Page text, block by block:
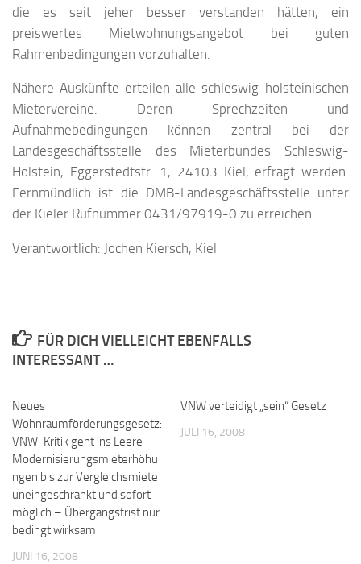
die es seit jeher besser verstanden hätten, ein
preiswertes Mietwohnungsangebot bei guten
Rahmenbedingungen vorzuhalten.
Nähere Auskünfte erteilen alle schleswig-holsteinischen
Mietervereine. Deren Sprechzeiten und
Aufnahmebedingungen können zentral bei der
Landesgeschäftsstelle des Mieterbundes Schleswig-
Holstein, Eggerstedtstr. 1, 24103 Kiel, erfragt werden.
Fernmündlich ist die DMB-Landesgeschäftsstelle unter
der Kieler Rufnummer 0431/97919-0 zu erreichen.
Verantwortlich: Jochen Kiersch, Kiel
FÜR DICH VIELLEICHT EBENFALLS
INTERESSANT …
Neues
Wohnraumförderungsgesetz:
VNW-Kritik geht ins Leere
Modernisierungsmieterhöhu
ngen bis zur Vergleichsmiete
uneingeschränkt und sofort
möglich – Übergangsfrist nur
bedingt wirksam
JUNI 16, 2008
VNW verteidigt „sein“ Gesetz
JULI 16, 2008